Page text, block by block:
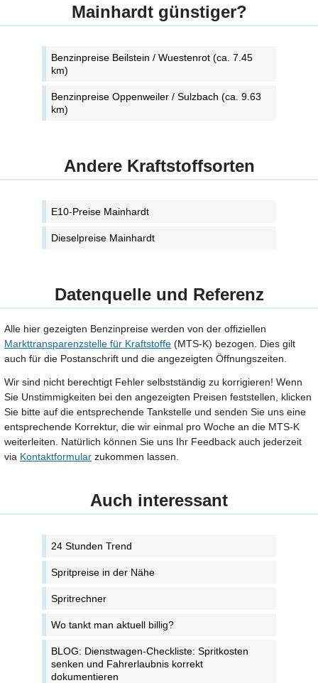
Mainhardt günstiger?
Benzinpreise Beilstein / Wuestenrot (ca. 7.45
km)
Benzinpreise Oppenweiler / Sulzbach (ca. 9.63
km)
Andere Kraftstoffsorten
E10-Preise Mainhardt
Dieselpreise Mainhardt
Datenquelle und Referenz
Alle hier gezeigten Benzinpreise werden von der offiziellen
Markttransparenzstelle für Kraftstoffe (MTS-K) bezogen. Dies gilt
auch für die Postanschrift und die angezeigten Öffnungszeiten.
Wir sind nicht berechtigt Fehler selbstständig zu korrigieren! Wenn
Sie Unstimmigkeiten bei den angezeigten Preisen feststellen, klicken
Sie bitte auf die entsprechende Tankstelle und senden Sie uns eine
entsprechende Korrektur, die wir einmal pro Woche an die MTS-K
weiterleiten. Natürlich können Sie uns Ihr Feedback auch jederzeit
via Kontaktformular zukommen lassen.
Auch interessant
24 Stunden Trend
Spritpreise in der Nähe
Spritrechner
Wo tankt man aktuell billig?
BLOG: Dienstwagen-Checkliste: Spritkosten
senken und Fahrerlaubnis korrekt
dokumentieren